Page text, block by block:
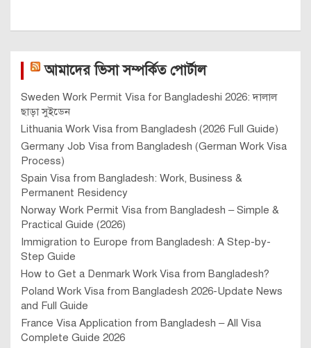
আমাদের ভিসা সম্পর্কিত পোর্টাল
Sweden Work Permit Visa for Bangladeshi 2026: দালাল
ছাড়া সুইডেন
Lithuania Work Visa from Bangladesh (2026 Full Guide)
Germany Job Visa from Bangladesh (German Work Visa
Process)
Spain Visa from Bangladesh: Work, Business &
Permanent Residency
Norway Work Permit Visa from Bangladesh – Simple &
Practical Guide (2026)
Immigration to Europe from Bangladesh: A Step-by-
Step Guide
How to Get a Denmark Work Visa from Bangladesh?
Poland Work Visa from Bangladesh 2026-Update News
and Full Guide
France Visa Application from Bangladesh – All Visa
Complete Guide 2026